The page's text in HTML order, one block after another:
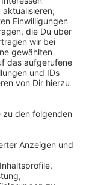
Uhr aus
Tanklager des
Dort brannte
Die
war bis
Solingen und
dazu
und
musste